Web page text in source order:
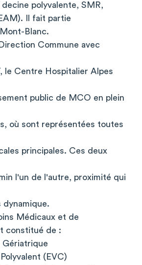
decine polyvalente, SMR,
Il fait partie
Blanc.
Commune avec
le Centre Hospitalier Alpes
public de MCO en plein
où sont représentées toutes
principales. Ces deux
l'un de l'autre, proximité qui
dynamique.
Médicaux et de
constitué de :
Gériatrique
(EVC)